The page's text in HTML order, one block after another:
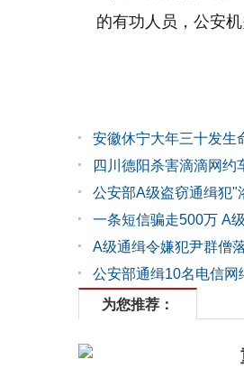
的有功人员，公安
安徽休宁大年三十发生
四川德阳杀害滴滴网约
公安部A级盗窃通缉犯"
一条短信骗走500万 A
A级通缉令嫌犯尹群僧
公安部通缉10名电信
为您推荐：